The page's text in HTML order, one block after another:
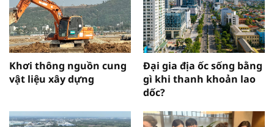
Khơi thông nguồn cung
vật liệu xây dựng
Đại gia địa ốc sống bằng
gì khi thanh khoản lao
dốc?